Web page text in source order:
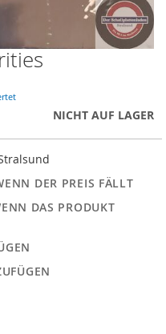
NICHT AUF LAGER
DER PREIS FÄLLT
DAS PRODUKT